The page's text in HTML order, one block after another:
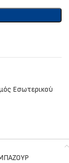
Εσωτερικού